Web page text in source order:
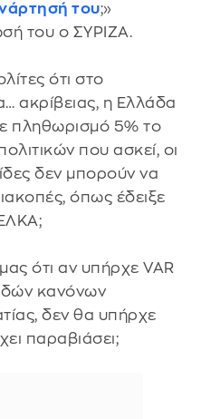
του;»
του ο ΣΥΡΙΖΑ.
ότι στο
ακρίβειας, η Ελλάδα
πληθωρισμό 5% το
που ασκεί, οι
δεν μπορούν να
όπως έδειξε
ότι αν υπήρχε VAR
κανόνων
δεν θα υπήρχε
παραβιάσει;